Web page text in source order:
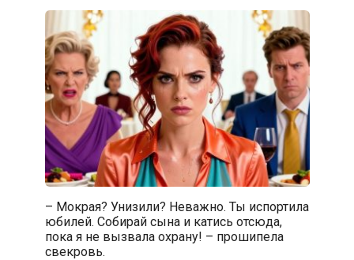
– Мокрая? Унизили? Неважно. Ты испортила
юбилей. Собирай сына и катись отсюда,
пока я не вызвала охрану! – прошипела
свекровь.